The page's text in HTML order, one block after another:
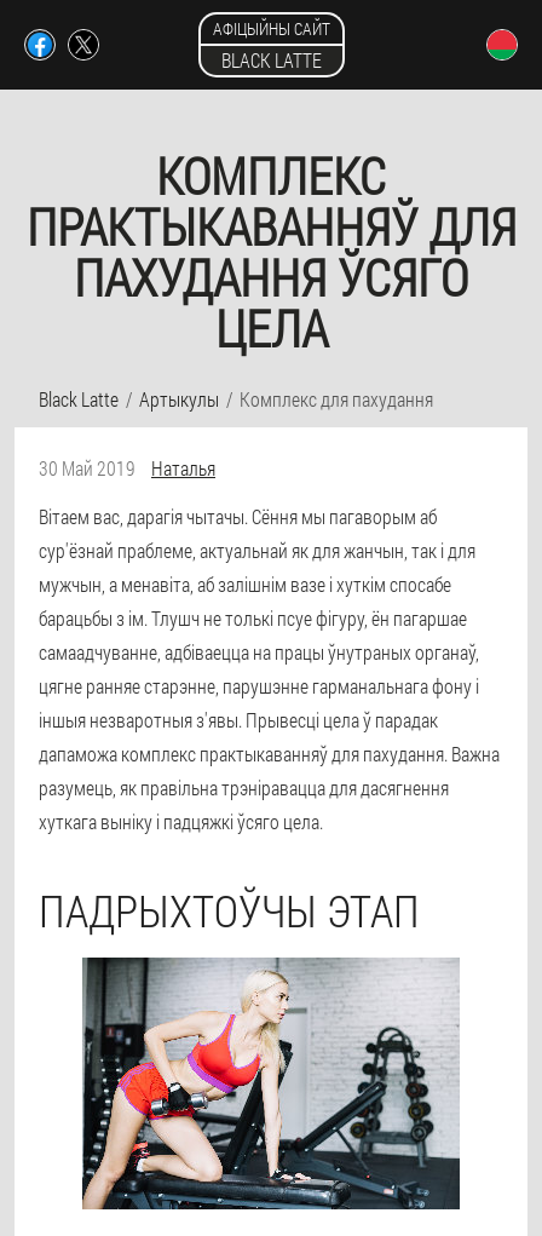
АФІЦЫЙНЫ САЙТ
BLACK LATTE
КОМПЛЕКС
ПРАКТЫКАВАННЯЎ ДЛЯ
ПАХУДАННЯ ЎСЯГО
ЦЕЛА
Black Latte Артыкулы Комплекс для пахудання
30 Май 2019
Наталья
Вітаем вас, дарагія чытачы. Сёння мы пагаворым аб
сур'ёзнай праблеме, актуальнай як для жанчын, так і для
мужчын, а менавіта, аб залішнім вазе і хуткім спосабе
барацьбы з ім. Тлушч не толькі псуе фігуру, ён пагаршае
самаадчуванне, адбіваецца на працы ўнутраных органаў,
цягне ранняе старэнне, парушэнне гарманальнага фону і
іншыя незваротныя з'явы. Прывесці цела ў парадак
дапаможа комплекс практыкаванняў для пахудання. Важна
разумець, як правільна трэніравацца для дасягнення
хуткага выніку і падцяжкі ўсяго цела.
ПАДРЫХТОЎЧЫ ЭТАП